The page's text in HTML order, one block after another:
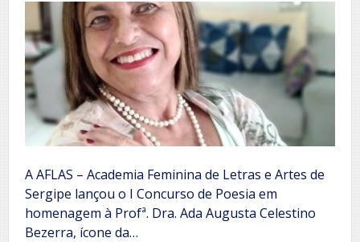
A AFLAS – Academia Feminina de Letras e Artes de
Sergipe lançou o I Concurso de Poesia em
homenagem à Profª. Dra. Ada Augusta Celestino
Bezerra, ícone da…